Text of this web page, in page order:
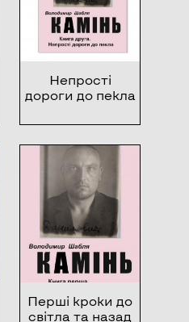
Непрості
дороги до пекла
Перші кроки до
світла та назад